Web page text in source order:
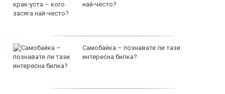
най-често?
Самобайка – познавате ли тази
интересна билка?